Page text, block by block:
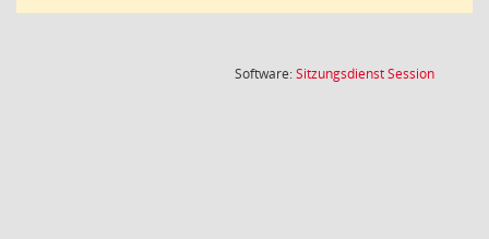
Software:SitzungsdienstSession(Wird in